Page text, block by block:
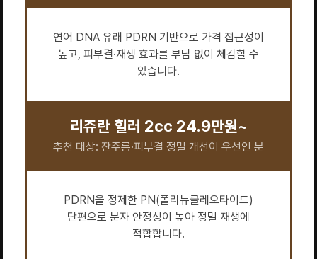
연어 DNA 유래 PDRN 기반으로 가격 접근성이
높고, 피부결·재생 효과를 부담 없이 체감할 수
있습니다.
리쥬란 힐러 2cc 24.9만원~
추천 대상: 잔주름·피부결 정밀 개선이 우선인 분
PDRN을 정제한 PN(폴리뉴클레오타이드)
단편으로 분자 안정성이 높아 정밀 재생에
적합합니다.